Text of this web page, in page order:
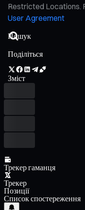
Restricted Locations.
User Agreement
Поділіться
Зміст
Трекер гаманця
Трекер
Позиції
Список спостереження